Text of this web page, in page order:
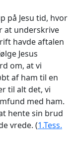
på Jesu tid, hvor
at underskrive
havde aftalen
Jesus
om, at vi
af ham til en
til alt det, vi
med ham.
hente sin brud
vrede. (1.Tess.